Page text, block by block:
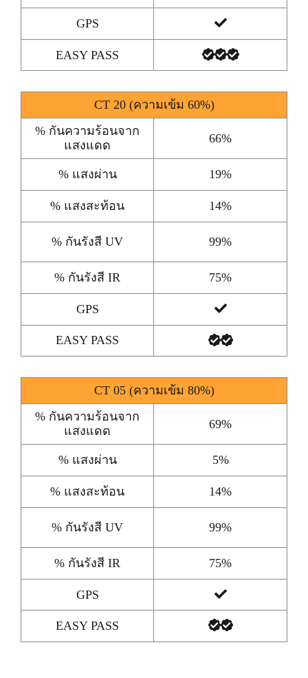
GPS
EASY PASS
CT 20 (ความเข้ม 60%)
% กันความร้อนจาก
แสงแดด
66%
% แสงผ่าน 19%
% แสงสะท้อน 14%
% กันรังสี UV 99%
% กันรังสี IR 75%
GPS
EASY PASS
CT 05 (ความเข้ม 80%)
% กันความร้อนจาก
แสงแดด
69%
% แสงผ่าน 5%
% แสงสะท้อน 14%
% กันรังสี UV 99%
% กันรังสี IR 75%
GPS
EASY PASS